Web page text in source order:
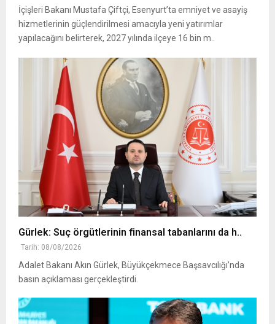
İçişleri Bakanı Mustafa Çiftçi, Esenyurt’ta emniyet ve asayiş
hizmetlerinin güçlendirilmesi amacıyla yeni yatırımlar
yapılacağını belirterek, 2027 yılında ilçeye 16 bin m..
Gürlek: Suç örgütlerinin finansal tabanlarını da h..
Tarih: 08/08/2026
Adalet Bakanı Akın Gürlek, Büyükçekmece Başsavcılığı’nda
basın açıklaması gerçekleştirdi.